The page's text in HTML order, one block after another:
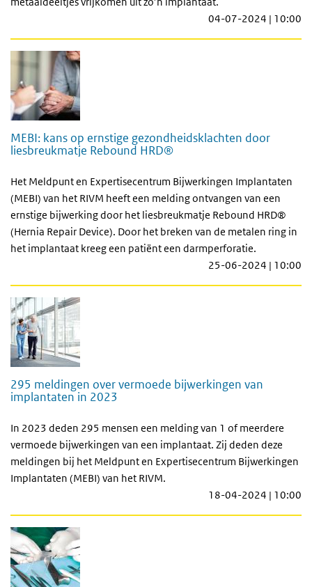
04-07-2024 | 10:00
MEBI: kans op ernstige gezondheidsklachten door
liesbreukmatje Rebound HRD®
Het Meldpunt en Expertisecentrum Bijwerkingen Implantaten
(MEBI) van het RIVM heeft een melding ontvangen van een
ernstige bijwerking door het liesbreukmatje Rebound HRD®
(Hernia Repair Device). Door het breken van de metalen ring in
het implantaat kreeg een patiënt een darmperforatie.
25-06-2024 | 10:00
295 meldingen over vermoede bijwerkingen van
implantaten in 2023
In 2023 deden 295 mensen een melding van 1 of meerdere
vermoede bijwerkingen van een implantaat. Zij deden deze
meldingen bij het Meldpunt en Expertisecentrum Bijwerkingen
Implantaten (MEBI) van het RIVM.
18-04-2024 | 10:00